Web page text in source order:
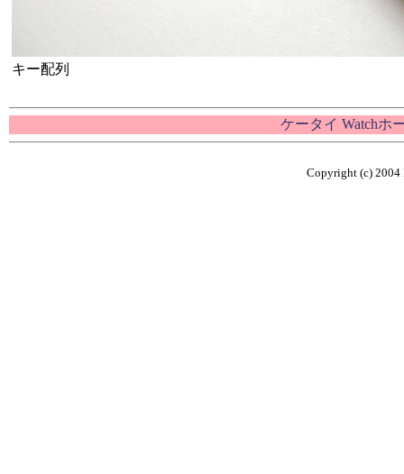
キー配列
ケータイ Watchホ
Copyright (c) 2004